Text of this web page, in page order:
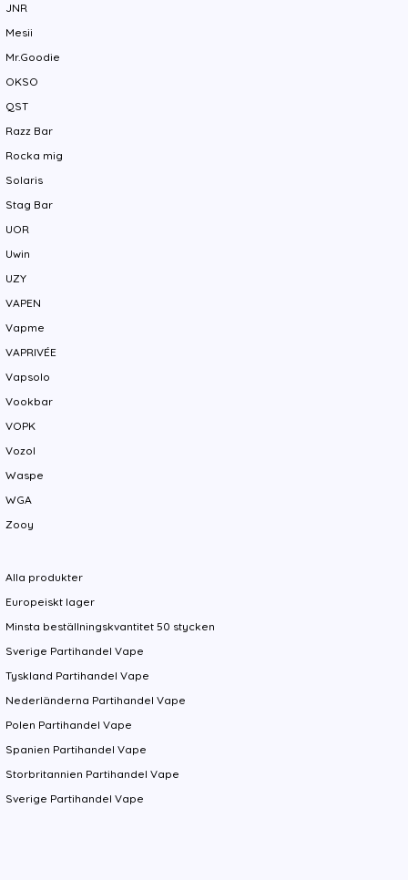
JNR
Mesii
Mr.Goodie
OKSO
QST
Razz Bar
Rocka mig
Solaris
Stag Bar
UOR
Uwin
UZY
VAPEN
Vapme
VAPRIVÉE
Vapsolo
Vookbar
VOPK
Vozol
Waspe
WGA
Zooy
Alla produkter
Europeiskt lager
Minsta beställningskvantitet 50 stycken
Sverige Partihandel Vape
Tyskland Partihandel Vape
Nederländerna Partihandel Vape
Polen Partihandel Vape
Spanien Partihandel Vape
Storbritannien Partihandel Vape
Sverige Partihandel Vape